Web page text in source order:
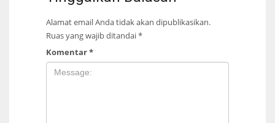
Alamat email Anda tidak akan dipublikasikan.
Ruas yang wajib ditandai*
Komentar*